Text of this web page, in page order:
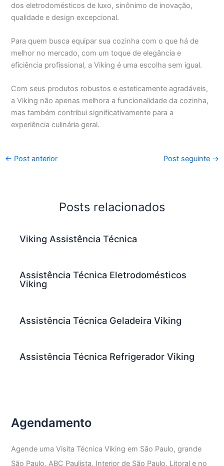
dos eletrodomésticos de luxo, sinônimo de inovação,
qualidade e design excepcional.
Para quem busca equipar sua cozinha com o que há de
melhor no mercado, com um toque de elegância e
eficiência profissional, a Viking é uma escolha sem igual.
Com seus produtos robustos e esteticamente agradáveis,
a Viking não apenas melhora a funcionalidade da cozinha,
mas também contribui significativamente para a
experiência culinária geral.
← Post anterior Post seguinte →
Posts relacionados
Viking Assistência Técnica
Assistência Técnica Eletrodomésticos
Viking
Assistência Técnica Geladeira Viking
Assistência Técnica Refrigerador Viking
Agendamento
Agende uma Visita Técnica Viking em São Paulo, grande
São Paulo, ABC Paulista, Interior de São Paulo, Litoral e no